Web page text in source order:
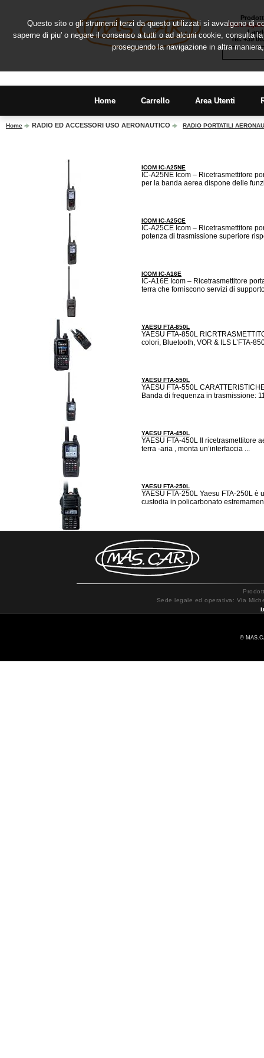
Sede
Tel. +39
Home Carrello Area Utenti
Home RADIO ED ACCESSORI USO AERONAUTICO RADIO PORTATILI
ICOM IC-A25NE
IC-A25NE Icom – Ricetrasmettitore
per la banda aerea dispone delle
ICOM IC-A25CE
IC-A25CE Icom – Ricetrasmettitore
potenza di trasmissione superiore
ICOM IC-A16E
IC-A16E Icom – Ricetrasmettitore
terra che forniscono servizi di
YAESU FTA-850L
YAESU FTA-850L
colori, Bluetooth, VOR & ILS L’FTA-
YAESU FTA-550L
YAESU FTA-550L
Banda di frequenza in trasmissione:
YAESU FTA-450L
YAESU FTA-450L Il ricetrasmettitore
terra -aria , monta un’interfaccia ...
YAESU FTA-250L
YAESU FTA-250L Yaesu FTA-250L
custodia in policarbonato
Sede legale ed operativa: Via
©
Questo sito o gli strumenti terzi da questo utilizzati si avvalgono di
saperne di piu' o negare il consenso a tutti o ad alcuni cookie, consulta
proseguendo la navigazione in altra